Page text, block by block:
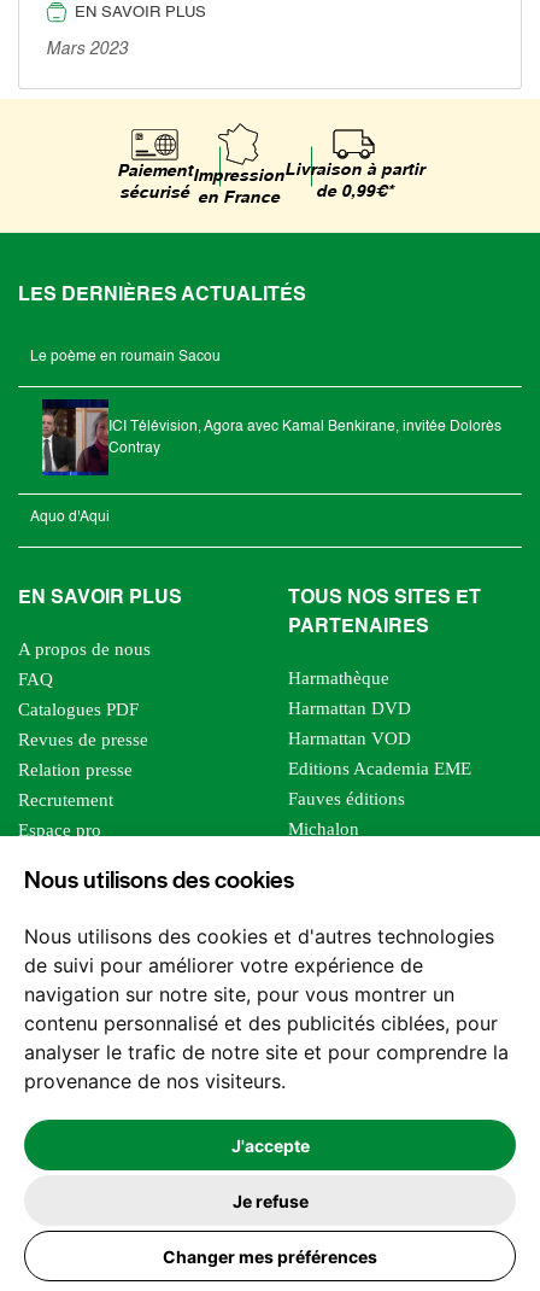
Nous utilisons des cookies
Nous utilisons des cookies et d'autres technologies
de suivi pour améliorer votre expérience de
navigation sur notre site, pour vous montrer un
contenu personnalisé et des publicités ciblées, pour
analyser le trafic de notre site et pour comprendre la
provenance de nos visiteurs.
J'accepte
Je refuse
Changer mes préférences
EN SAVOIR PLUS
Mars 2023
Paiement
sécurisé
Impression
en France
Livraison à partir
de 0,99€*
LES DERNIÈRES ACTUALITÉS
Le poème en roumain Sacou
ICI Télévision, Agora avec Kamal Benkirane, invitée Dolorès
Contray
Aquo d'Aqui
EN SAVOIR PLUS
A propos de nous
FAQ
Catalogues PDF
Revues de presse
Relation presse
Recrutement
Espace pro
Foreign rights
TOUS NOS SITES ET
PARTENAIRES
Harmathèque
Harmattan DVD
Harmattan VOD
Editions Academia EME
Fauves éditions
Michalon
Editions Sutton
Les impliqués
Tous les éditeurs
Nos structures
Nous contacter
2026 -© Les Editions l'Harmattan. Tous droits réservés - Site réalisé par
Mentions légales
Politique de confidentialité